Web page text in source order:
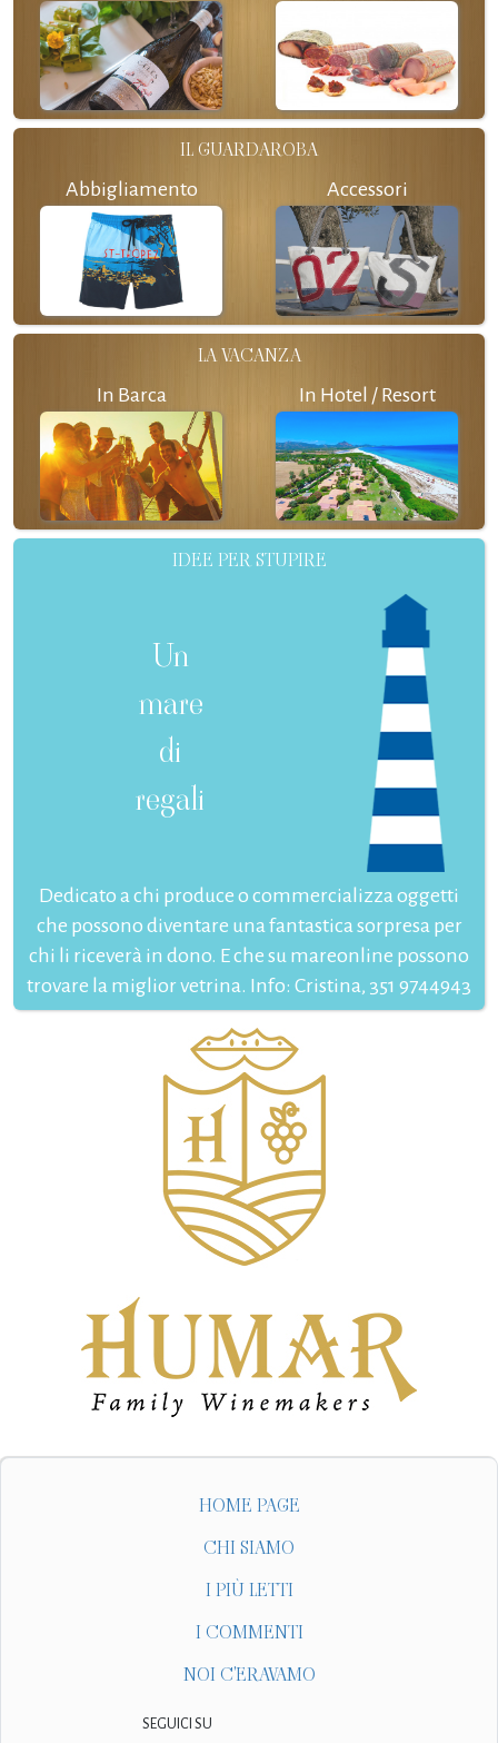
IL GUARDAROBA
Abbigliamento Accessori
LA VACANZA
In Barca In Hotel / Resort
IDEE PER STUPIRE
Un
mare
di
regali
Dedicato a chi produce o commercializza oggetti
che possono diventare una fantastica sorpresa per
chi li riceverà in dono. E che su mareonline possono
trovare la miglior vetrina. Info: Cristina, 351 9744943
HOME PAGE
CHI SIAMO
I PIÙ LETTI
I COMMENTI
NOI C'ERAVAMO
SEGUICI SU